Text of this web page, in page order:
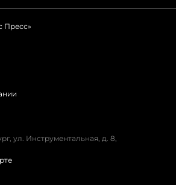
Пресс»
ул. Инструментальная, д. 8,